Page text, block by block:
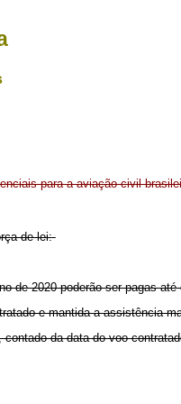
para a aviação civil
de lei:
de 2020 poderão ser pagas até
e mantida a assistência
da data do voo